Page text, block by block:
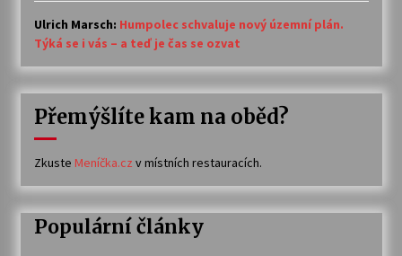
Ulrich Marsch: Humpolec schvaluje nový územní plán.
Týká se i vás – a teď je čas se ozvat
Přemýšlíte kam na oběd?
Zkuste Meníčka.cz v místních restauracích.
Populární články